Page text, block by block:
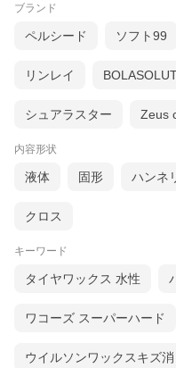
ブランド
ペルシード ソフト99
リンレイ
シュアラスター Zeus
内容形状
液体 固形 ハンネ
クロス
キーワード
タイヤワックス 水性
ワコーズ スーパーハード
ウイルソンワックスキズ